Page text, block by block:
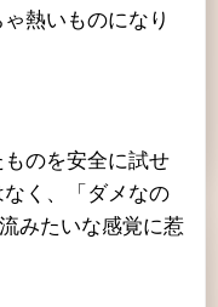
熱いものになり
のを安全に試せ
く、「ダメなの
みたいな感覚に惹